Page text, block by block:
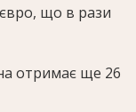
що в рази
отримає ще 26